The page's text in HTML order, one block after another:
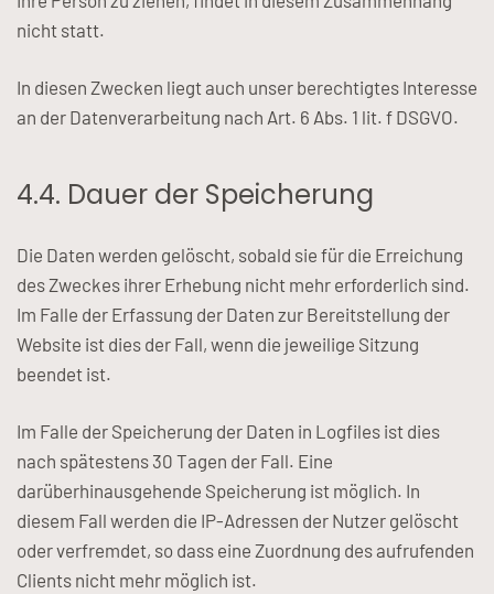
nicht statt.
In diesen Zwecken liegt auch unser berechtigtes Interesse
an der Datenverarbeitung nach Art. 6 Abs. 1 lit. f DSGVO.
4.4. Dauer der Speicherung
Die Daten werden gelöscht, sobald sie für die Erreichung
des Zweckes ihrer Erhebung nicht mehr erforderlich sind.
Im Falle der Erfassung der Daten zur Bereitstellung der
Website ist dies der Fall, wenn die jeweilige Sitzung
beendet ist.
Im Falle der Speicherung der Daten in Logfiles ist dies
nach spätestens 30 Tagen der Fall. Eine
darüberhinausgehende Speicherung ist möglich. In
diesem Fall werden die IP-Adressen der Nutzer gelöscht
oder verfremdet, so dass eine Zuordnung des aufrufenden
Clients nicht mehr möglich ist.